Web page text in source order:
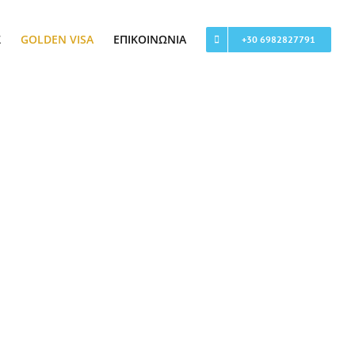
GOLDEN VISA ΕΠΙΚΟΙΝΩΝΊΑ +30 6982827791